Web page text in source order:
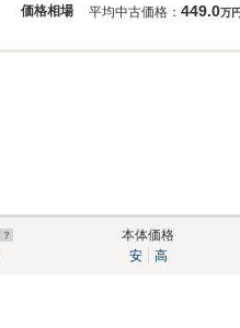
価格相場 平均中古価格： 449.0万円
本体価格
安
高